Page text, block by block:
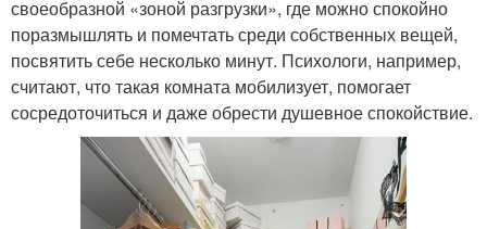
своеобразной «зоной разгрузки», где можно спокойно
поразмышлять и помечтать среди собственных вещей,
посвятить себе несколько минут. Психологи, например,
считают, что такая комната мобилизует, помогает
сосредоточиться и даже обрести душевное спокойствие.